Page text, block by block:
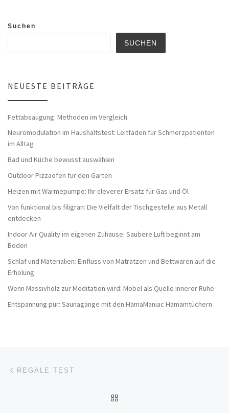
Suchen
SUCHEN
NEUESTE BEITRÄGE
Fettabsaugung: Methoden im Vergleich
Neuromodulation im Haushaltstest: Leitfaden für Schmerzpatienten
im Alltag
Bad und Küche bewusst auswählen
Outdoor Pizzaöfen für den Garten
Heizen mit Wärmepumpe: Ihr cleverer Ersatz für Gas und Öl
Von funktional bis filigran: Die Vielfalt der Tischgestelle aus Metall
entdecken
Indoor Air Quality im eigenen Zuhause: Saubere Luft beginnt am
Boden
Schlaf und Materialien: Einfluss von Matratzen und Bettwaren auf die
Erholung
Wenn Massivholz zur Meditation wird: Möbel als Quelle innerer Ruhe
Entspannung pur: Saunagänge mit den HamaManiac Hamamtüchern
Beitragsnavigation
REGALE TEST